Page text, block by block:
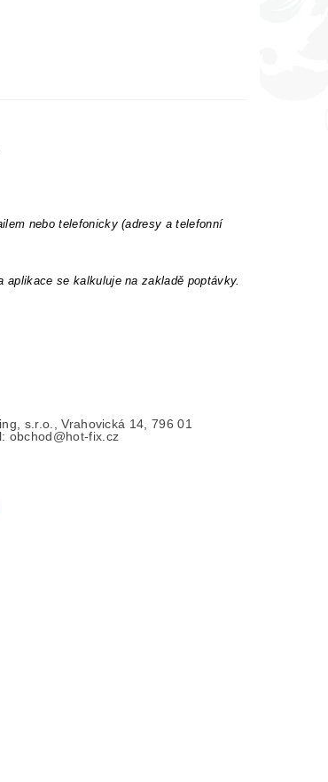
nebo telefonicky (adresy a telefonní
se kalkuluje na zakladě poptávky.
s.r.o., Vrahovická 14, 796 01
obchod@hot-fix.cz